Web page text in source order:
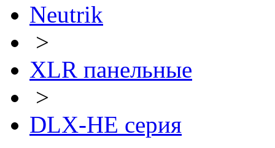
Neutrik
>
XLR панельные
>
DLX-HE серия